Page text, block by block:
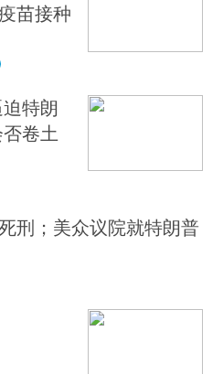
苗接种
特朗
卷土
刑；美众议院就特朗普